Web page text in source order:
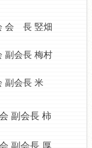
会 長 竪畑
副会長 梅村
会長 米
副会長 柿